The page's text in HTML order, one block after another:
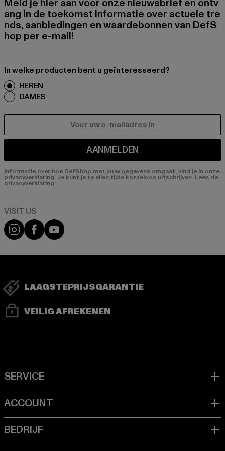
Meld je hier aan voor onze nieuwsbrief en ontv
ang in de toekomst informatie over actuele tre
nds, aanbiedingen en waardebonnen van DefS
hop per e-mail!
In welke producten bent u geïnteresseerd?
HEREN
DAMES
AANMELDEN
Informatie over hoe DefShop met jouw gegevens omgaat, vind je in onze
privacyverklaring. Je kunt je te allen tijde kosteloos uitschrijven. Lees de
privacyverklaring.
Visit our Instagram page:
Visit our Facebook page:
Visit our YouTube channel:
LAAGSTEPRIJSGARANTIE
VEILIG AFREKENEN